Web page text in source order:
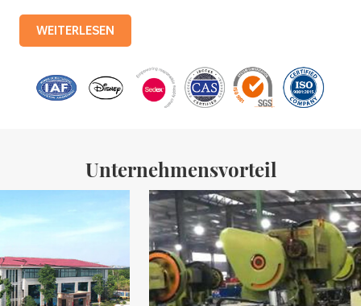
Produktionslinien mit einer monatlichen Produktion von 3,5
Millionen Eisenkisten. Zu den Produkten des Unternehmens
Werbegeschenkdosen und Weißblechschalen usw.
Standardisierte Produktionslinien und 15 vollautomatische
WEITERLESEN
Unternehmensvorteil